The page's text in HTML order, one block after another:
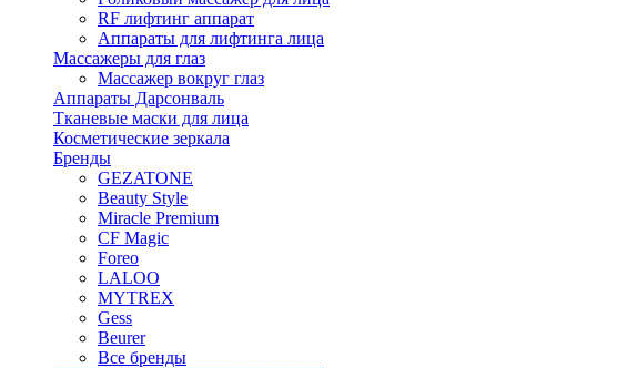
RF лифтинг аппарат
Аппараты для лифтинга лица
Массажеры для глаз
Массажер вокруг глаз
Аппараты Дарсонваль
Тканевые маски для лица
Косметические зеркала
Бренды
GEZATONE
Beauty Style
Miracle Premium
CF Magic
Foreo
LALOO
MYTREX
Gess
Beurer
Все бренды